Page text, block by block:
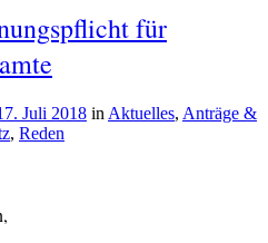
für
Juli 2018 von
in Aktuelles, Anträge &
, Reden